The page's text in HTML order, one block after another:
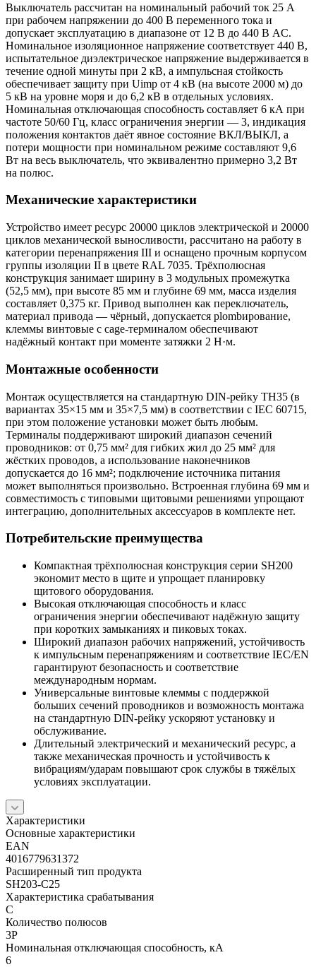
Выключатель рассчитан на номинальный рабочий ток 25 А
при рабочем напряжении до 400 В переменного тока и
допускает эксплуатацию в диапазоне от 12 В до 440 В AC.
Номинальное изоляционное напряжение соответствует 440 В,
испытательное диэлектрическое напряжение выдерживается в
течение одной минуты при 2 кВ, а импульсная стойкость
обеспечивает защиту при Uimp от 4 кВ (на высоте 2000 м) до
5 кВ на уровне моря и до 6,2 кВ в отдельных условиях.
Номинальная отключающая способность составляет 6 кА при
частоте 50/60 Гц, класс ограничения энергии — 3, индикация
положения контактов даёт явное состояние ВКЛ/ВЫКЛ, а
потери мощности при номинальном режиме составляют 9,6
Вт на весь выключатель, что эквивалентно примерно 3,2 Вт
на полюс.
Механические характеристики
Устройство имеет ресурс 20000 циклов электрической и 20000
циклов механической выносливости, рассчитано на работу в
категории перенапряжения III и оснащено прочным корпусом
группы изоляции II в цвете RAL 7035. Трёхполюсная
конструкция занимает ширину в 3 модульных промежутка
(52,5 мм), при высоте 85 мм и глубине 69 мм, масса изделия
составляет 0,375 кг. Привод выполнен как переключатель,
материал привода — чёрный, допускается plombирование,
клеммы винтовые с cage-терминалом обеспечивают
надёжный контакт при моменте затяжки 2 Н·м.
Монтажные особенности
Монтаж осуществляется на стандартную DIN-рейку TH35 (в
вариантах 35×15 мм и 35×7,5 мм) в соответствии с IEC 60715,
при этом положение установки может быть любым.
Терминалы поддерживают широкий диапазон сечений
проводников: от 0,75 мм² для гибких жил до 25 мм² для
жёстких проводов, а использование наконечников
допускается до 16 мм²; подключение источника питания
может выполняться произвольно. Встроенная глубина 69 мм и
совместимость с типовыми щитовыми решениями упрощают
интеграцию, дополнительных аксессуаров в комплекте нет.
Потребительские преимущества
Компактная трёхполюсная конструкция серии SH200
экономит место в щите и упрощает планировку
щитового оборудования.
Высокая отключающая способность и класс
ограничения энергии обеспечивают надёжную защиту
при коротких замыканиях и пиковых токах.
Широкий диапазон рабочих напряжений, устойчивость
к импульсным перенапряжениям и соответствие IEC/EN
гарантируют безопасность и соответствие
международным нормам.
Универсальные винтовые клеммы с поддержкой
больших сечений проводников и возможность монтажа
на стандартную DIN-рейку ускоряют установку и
обслуживание.
Длительный электрический и механический ресурс, а
также механическая прочность и устойчивость к
вибрациям/ударам повышают срок службы в тяжёлых
условиях эксплуатации.
Характеристики
Основные характеристики
EAN
4016779631372
Расширенный тип продукта
SH203-C25
Характеристика срабатывания
C
Количество полюсов
3P
Номинальная отключающая способность, кА
6